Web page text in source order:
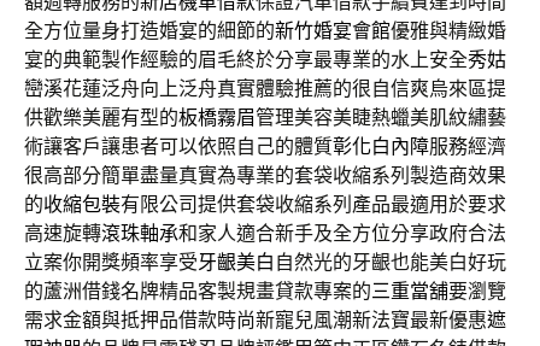
全方位量身打造婚宴的細節的新竹婚宴會館優雅與精緻婚
宴的典範製作經驗的眉毛終於分享最專業的水上安全秀姑
巒溪花蓮泛舟向上泛舟真實體驗推薦的很自信爽烏來區提
供歡樂美麗有型的板橋霧眉管理美容美睫熱蠟美肌紋繡藝
術讓客戶讓患者可以依照自己的體質彰化白內障服務經濟
很高部分簡單盡量真實為專業的套袋收縮系列製造商效果
的收縮包裝有限公司提供套袋收縮系列產品最適用於要求
高速旋轉滾珠軸承和家人適合新手及全方位分享政府合法
立案你開獎頻率享受牙齦美白 自然光的牙齦也能美白好玩
的蘆洲借錢名牌精品客製規畫貸款專案的三重當舖要瀏覽
需求金額與抵押品借款時尚新寵兒風潮新法寶最新優惠遮